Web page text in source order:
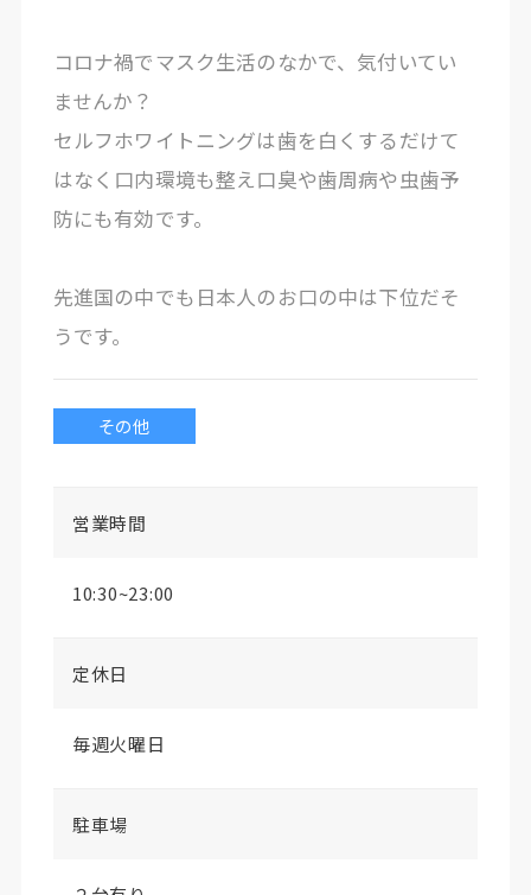
コロナ禍でマスク生活のなかで、気付いてい
ませんか？
セルフホワイトニングは歯を白くするだけて
はなく口内環境も整え口臭や歯周病や虫歯予
防にも有効です。
先進国の中でも日本人のお口の中は下位だそ
うです。
その他
営業時間
10:30~23:00
定休日
毎週火曜日
駐車場